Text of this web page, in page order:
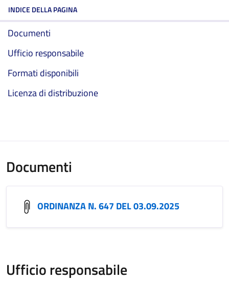
INDICE DELLA PAGINA
Documenti
Ufficio responsabile
Formati disponibili
Licenza di distribuzione
Documenti
ORDINANZA N. 647 DEL 03.09.2025
Ufficio responsabile